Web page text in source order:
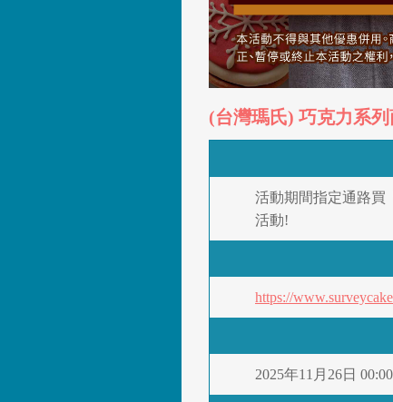
(台灣瑪氏) 巧克力系
活動期間指定通路買
活動!
https://
2025年11月26日